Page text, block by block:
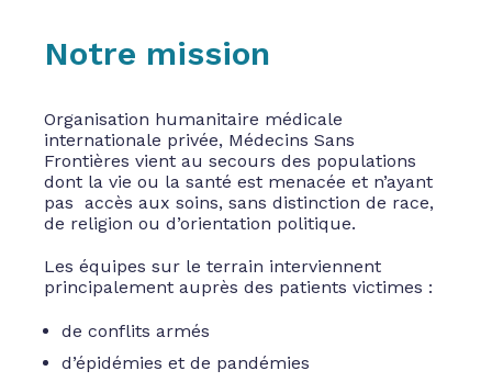
Notre mission
Organisation humanitaire médicale
internationale privée, Médecins Sans
Frontières vient au secours des populations
dont la vie ou la santé est menacée et n’ayant
pas accès aux soins, sans distinction de race,
de religion ou d’orientation politique.
Les équipes sur le terrain interviennent
principalement auprès des patients victimes :
de conflits armés
d’épidémies et de pandémies